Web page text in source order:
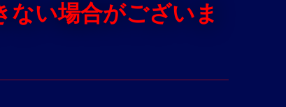
ない場合がございま